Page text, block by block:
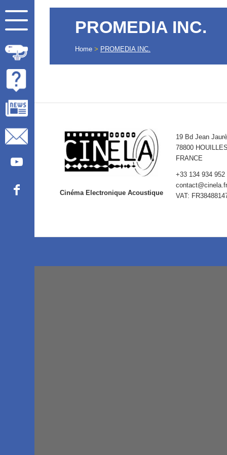
PROMEDIA INC.
Home > PROMEDIA INC.
Cinéma Electronique Acoustique
19 Bd Jean
78800 HOUILLES
FRANCE
+33 134 934 952
contact@cinela.fr
VAT: